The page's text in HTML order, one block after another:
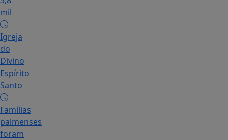
mil
Igreja
do
Divino
Espírito
Santo
Famílias
palmenses
foram